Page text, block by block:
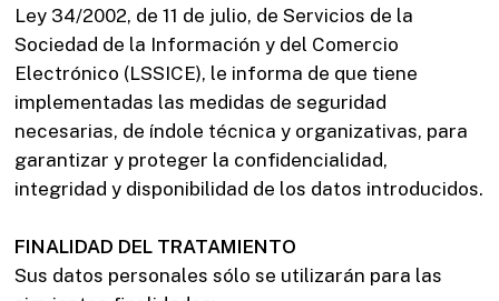
Ley 34/2002, de 11 de julio, de Servicios de la
Sociedad de la Información y del Comercio
Electrónico (LSSICE), le informa de que tiene
implementadas las medidas de seguridad
necesarias, de índole técnica y organizativas, para
garantizar y proteger la confidencialidad,
integridad y disponibilidad de los datos introducidos.
FINALIDAD DEL TRATAMIENTO
Sus datos personales sólo se utilizarán para las